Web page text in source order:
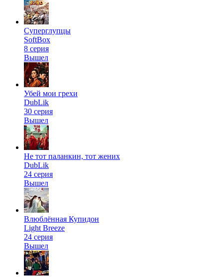
Суперглупцы
SoftBox
8 серия
Вышел
Убей мои грехи
DubLik
30 серия
Вышел
Не тот паланкин, тот жених
DubLik
24 серия
Вышел
Влюблённая Купидон
Light Breeze
24 серия
Вышел